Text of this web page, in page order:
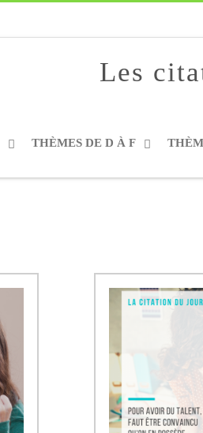
Les
THÈMES DE D À F